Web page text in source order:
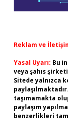
Reklam ve
Yasal Uyarı: Bu
veya şahıs
Sitede yalnızca
taşımamakta
paylaşım
benzerlikleri